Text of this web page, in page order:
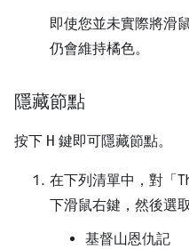
即使您並未實際將滑
仍會維持橘色。
隱藏節點
按下 H 鍵即可隱藏節點。
在下列清單中，對「
下滑鼠右鍵，然後選
基督山恩仇記